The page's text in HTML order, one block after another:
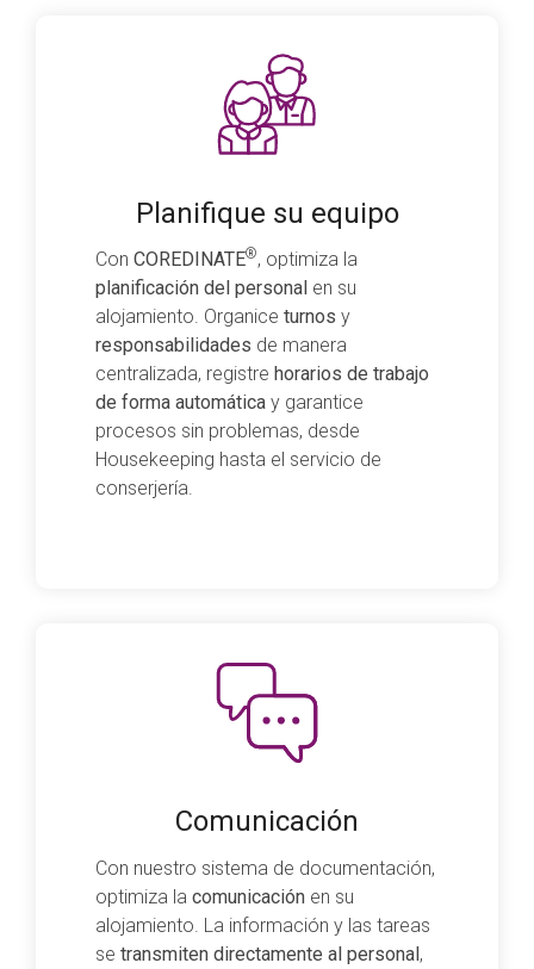
Planifique su equipo
Con COREDINATE®, optimiza la
planificación del personal en su
alojamiento. Organice turnos y
responsabilidades de manera
centralizada, registre horarios de trabajo
de forma automática y garantice
procesos sin problemas, desde
Housekeeping hasta el servicio de
conserjería.
Comunicación
Con nuestro sistema de documentación,
optimiza la comunicación en su
alojamiento. La información y las tareas
se transmiten directamente al personal,